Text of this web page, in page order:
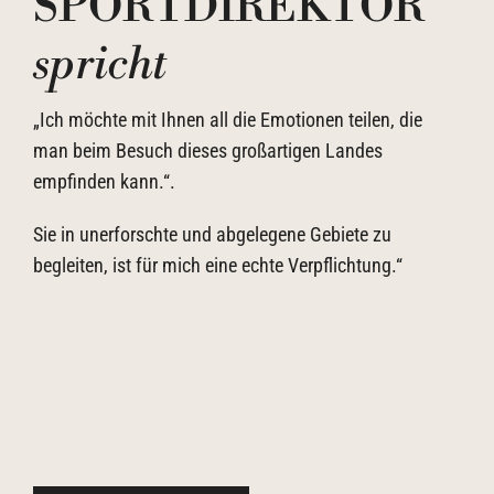
spricht
„Ich möchte mit Ihnen all die Emotionen teilen, die
man beim Besuch dieses großartigen Landes
empfinden kann.“.
Sie in unerforschte und abgelegene Gebiete zu
begleiten, ist für mich eine echte Verpflichtung.“